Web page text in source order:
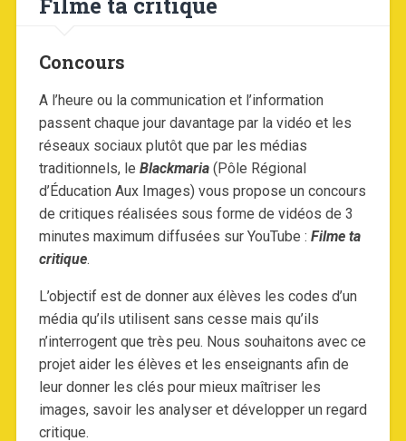
Concours
A l’heure ou la communication et l’information
passent chaque jour davantage par la vidéo et les
réseaux sociaux plutôt que par les médias
traditionnels, le Blackmaria(Pôle Régional
d’Éducation Aux Images) vous propose un concours
de critiques réalisées sous forme de vidéos de 3
minutes maximum diffusées sur YouTube : Filme ta
critique.
L’objectif est de donner aux élèves les codes d’un
média qu’ils utilisent sans cesse mais qu’ils
n’interrogent que très peu. Nous souhaitons avec ce
projet aider les élèves et les enseignants afin de
leur donner les clés pour mieux maîtriser les
images, savoir les analyser et développer un regard
critique.